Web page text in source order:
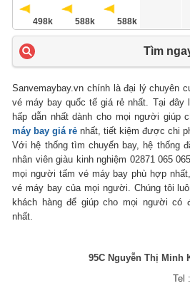
498k 588k 588k
Tìm
Sanvemaybay.vn chính là đại lý chuyên
vé máy bay quốc tế giá rẻ nhất. Tại
hấp dẫn nhất dành cho mọi người giúp
máy bay giá rẻ nhất, tiết kiệm được chi
Với hệ thống tìm chuyến bay, hệ thống
nhân viên giàu kinh nghiệm 02871 065
mọi người tấm vé máy bay phù hợp
vé máy bay của mọi người. Chúng tôi
khách hàng để giúp cho mọi người có
nhất.
95C Nguyễn Thị Minh
Tel :